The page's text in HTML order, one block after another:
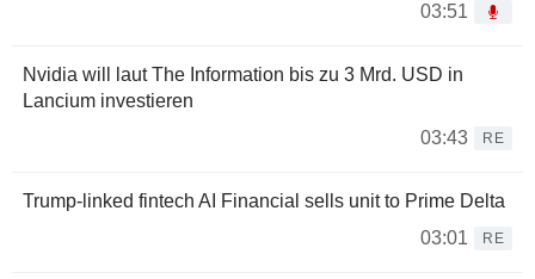
03:51
Nvidia will laut The Information bis zu 3 Mrd. USD in
Lancium investieren
03:43
RE
Trump-linked fintech AI Financial sells unit to Prime Delta
03:01
RE